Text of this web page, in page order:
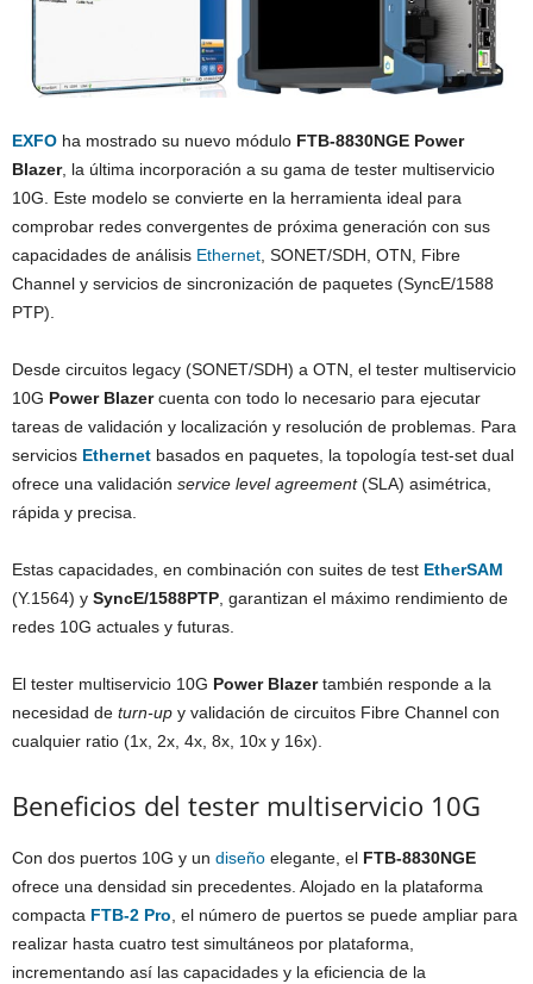
EXFO ha mostrado su nuevo módulo FTB-8830NGE Power
Blazer, la última incorporación a su gama de tester multiservicio
10G. Este modelo se convierte en la herramienta ideal para
comprobar redes convergentes de próxima generación con sus
capacidades de análisis Ethernet, SONET/SDH, OTN, Fibre
Channel y servicios de sincronización de paquetes (SyncE/1588
PTP).
Desde circuitos legacy (SONET/SDH) a OTN, el tester multiservicio
10G Power Blazercuenta con todo lo necesario para ejecutar
tareas de validación y localización y resolución de problemas. Para
servicios Ethernet basados en paquetes, la topología test-set dual
ofrece una validación service level agreement(SLA) asimétrica,
rápida y precisa.
Estas capacidades, en combinación con suites de test EtherSAM
(Y.1564) y SyncE/1588PTP, garantizan el máximo rendimiento de
redes 10G actuales y futuras.
El tester multiservicio 10G Power Blazertambién responde a la
necesidad de turn-up y validación de circuitos Fibre Channel con
cualquier ratio (1x, 2x, 4x, 8x, 10x y 16x).
Beneficios del tester multiservicio 10G
Con dos puertos 10G y un diseño elegante, el FTB-8830NGE
ofrece una densidad sin precedentes. Alojado en la plataforma
compacta FTB-2 Pro, el número de puertos se puede ampliar para
realizar hasta cuatro test simultáneos por plataforma,
incrementando así las capacidades y la eficiencia de la